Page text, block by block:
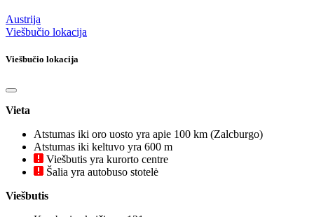
Austrija
Viešbučio lokacija
Viešbučio lokacija
Vieta
Atstumas iki oro uosto yra apie 100 km (Zalcburgo)
Atstumas iki keltuvo yra 600 m
Viešbutis yra kurorto centre
Šalia yra autobuso stotelė
Viešbutis